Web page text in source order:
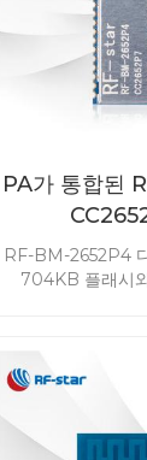
PA가 통합된
RF-BM-2652P4
704KB 플래시
은 다양한 애플리
습니다. PA가 포
2652P4를 첫 번